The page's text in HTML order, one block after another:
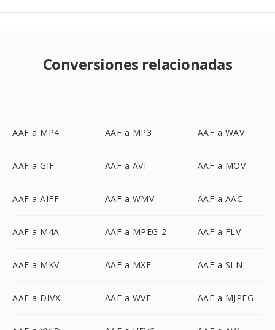
Conversiones relacionadas
AAF a MP4 AAF a MP3 AAF a WAV
AAF a GIF AAF a AVI AAF a MOV
AAF a AIFF AAF a WMV AAF a AAC
AAF a M4A AAF a MPEG-2 AAF a FLV
AAF a MKV AAF a MXF AAF a SLN
AAF a DIVX AAF a WVE AAF a MJPEG